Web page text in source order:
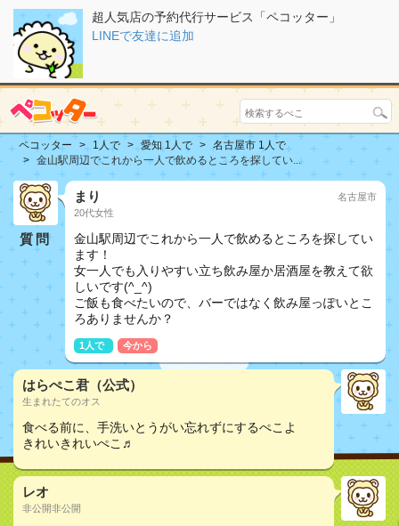
超人気店の予約代行サービス「ペコッター」
LINEで友達に追加
ペコッター 1人で 愛知 1人で
名古屋市 1人で
金山駅周辺でこれから一人で飲めるところを探してい...
質問
まり
20代女性
名古屋市
金山駅周辺でこれから一人で飲めるところを探してい
ます！
女一人でも入りやすい立ち飲み屋か居酒屋を教えて欲
しいです(^_^)
ご飯も食べたいので、バーではなく飲み屋っぽいとこ
ろありませんか？
1人で 今から
はらぺこ君（公式）
生まれたてのオス
食べる前に、手洗いとうがい忘れずにするぺこよ
きれいきれいぺこ♬
レオ
非公開非公開